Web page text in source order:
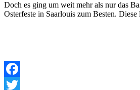
Doch es ging um weit mehr als nur das
Osterfeste in Saarlouis zum Besten.
Facebook